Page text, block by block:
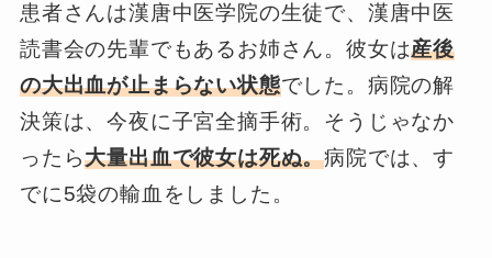
患者さんは漢唐中医学院の生徒で、漢唐中医
読書会の先輩でもあるお姉さん。彼女は産後
の大出血が止まらない状態でした。病院の解
決策は、今夜に子宮全摘手術。そうじゃなか
ったら大量出血で彼女は死ぬ。病院では、す
でに5袋の輸血をしました。